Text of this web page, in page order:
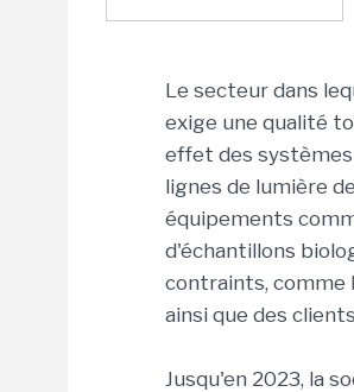
Le secteur dans
exige une qualité
effet des
lignes de lumière
équipements
d'échantillons
contraints, comme
ainsi que des
Jusqu'en 2023, la